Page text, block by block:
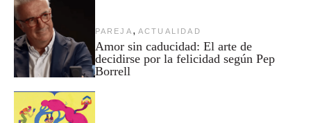
PAREJA , ACTUALIDAD
Amor sin caducidad: El arte de
decidirse por la felicidad según Pep
Borrell